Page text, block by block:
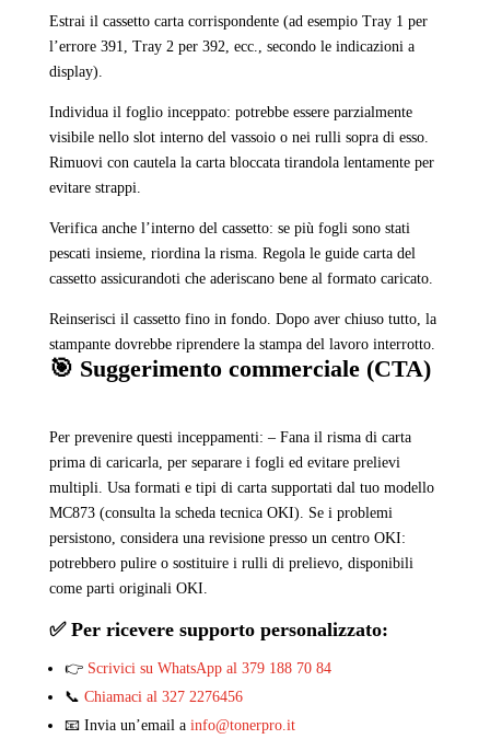
Estrai il cassetto carta corrispondente (ad esempio Tray 1 per
l’errore 391, Tray 2 per 392, ecc., secondo le indicazioni a
display).
Individua il foglio inceppato: potrebbe essere parzialmente
visibile nello slot interno del vassoio o nei rulli sopra di esso.
Rimuovi con cautela la carta bloccata tirandola lentamente per
evitare strappi.
Verifica anche l’interno del cassetto: se più fogli sono stati
pescati insieme, riordina la risma. Regola le guide carta del
cassetto assicurandoti che aderiscano bene al formato caricato.
Reinserisci il cassetto fino in fondo. Dopo aver chiuso tutto, la
stampante dovrebbe riprendere la stampa del lavoro interrotto.
🎯 Suggerimento commerciale (CTA)
Per prevenire questi inceppamenti: – Fana il risma di carta
prima di caricarla, per separare i fogli ed evitare prelievi
multipli. Usa formati e tipi di carta supportati dal tuo modello
MC873 (consulta la scheda tecnica OKI). Se i problemi
persistono, considera una revisione presso un centro OKI:
potrebbero pulire o sostituire i rulli di prelievo, disponibili
come parti originali OKI.
✅ Per ricevere supporto personalizzato:
👉 Scrivici su WhatsApp al 379 188 70 84
📞 Chiamaci al 327 2276456
📧 Invia un’email a info@tonerpro.it